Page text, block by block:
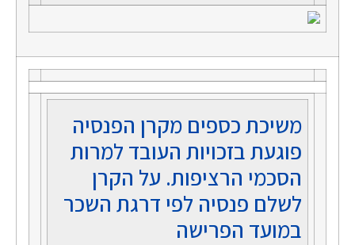
משיכת כספים מקרן הפנסיה
פוגעת בזכויות העובד למרות
הסכמי הרציפות. על הקרן
לשלם פנסיה לפי דרגת השכר
במועד הפרישה